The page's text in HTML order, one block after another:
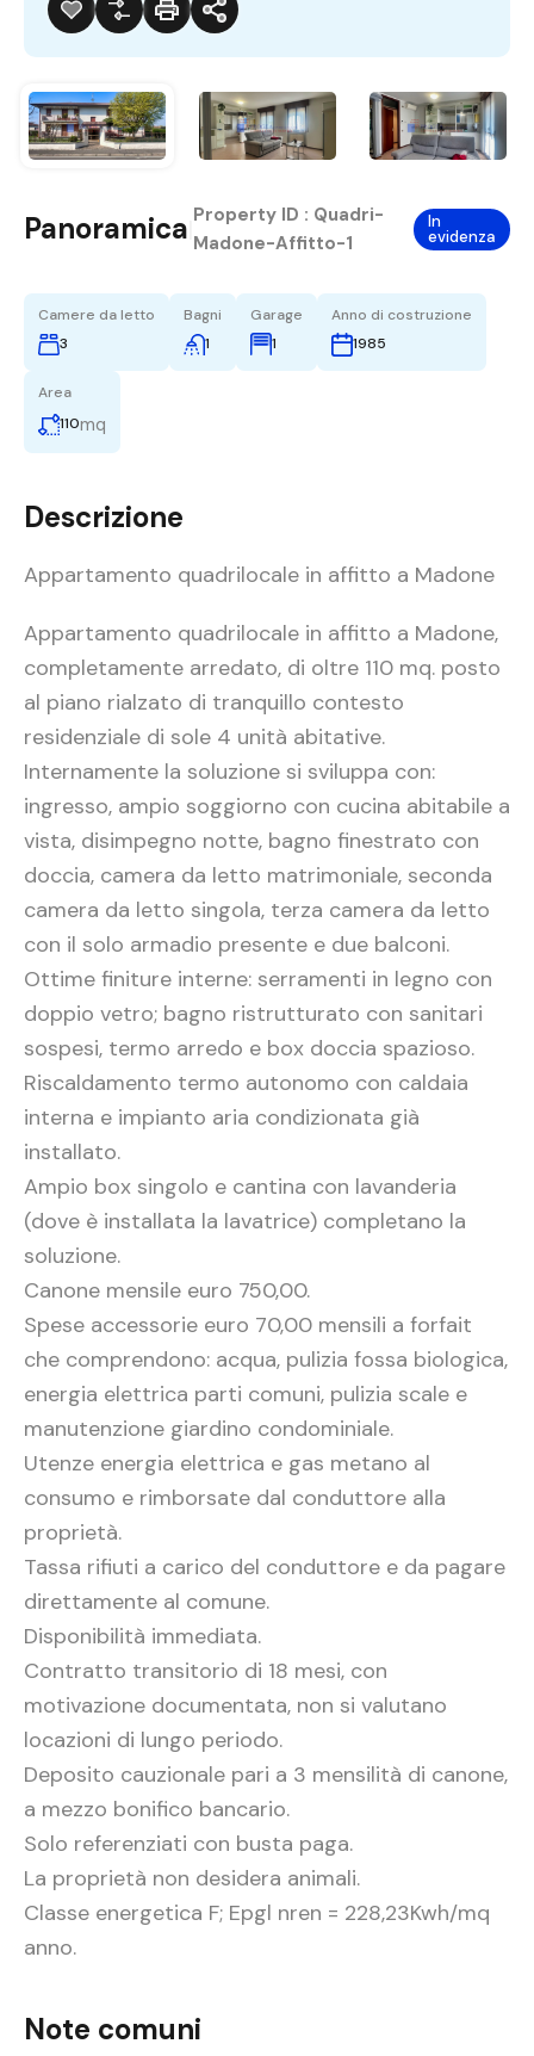
Panoramica Property ID : Quadri-
Madone-Affitto-1
In
evidenza
Camere da letto
3
Bagni
1
Garage
1
Anno di costruzione
1985
Area
110mq
Descrizione
Appartamento quadrilocale in affitto a Madone
Appartamento quadrilocale in affitto a Madone,
completamente arredato, di oltre 110 mq. posto
al piano rialzato di tranquillo contesto
residenziale di sole 4 unità abitative.
Internamente la soluzione si sviluppa con:
ingresso, ampio soggiorno con cucina abitabile a
vista, disimpegno notte, bagno finestrato con
doccia, camera da letto matrimoniale, seconda
camera da letto singola, terza camera da letto
con il solo armadio presente e due balconi.
Ottime finiture interne: serramenti in legno con
doppio vetro; bagno ristrutturato con sanitari
sospesi, termo arredo e box doccia spazioso.
Riscaldamento termo autonomo con caldaia
interna e impianto aria condizionata già
installato.
Ampio box singolo e cantina con lavanderia
(dove è installata la lavatrice) completano la
soluzione.
Canone mensile euro 750,00.
Spese accessorie euro 70,00 mensili a forfait
che comprendono: acqua, pulizia fossa biologica,
energia elettrica parti comuni, pulizia scale e
manutenzione giardino condominiale.
Utenze energia elettrica e gas metano al
consumo e rimborsate dal conduttore alla
proprietà.
Tassa rifiuti a carico del conduttore e da pagare
direttamente al comune.
Disponibilità immediata.
Contratto transitorio di 18 mesi, con
motivazione documentata, non si valutano
locazioni di lungo periodo.
Deposito cauzionale pari a 3 mensilità di canone,
a mezzo bonifico bancario.
Solo referenziati con busta paga.
La proprietà non desidera animali.
Classe energetica F; Epgl nren = 228,23Kwh/mq
anno.
Note comuni